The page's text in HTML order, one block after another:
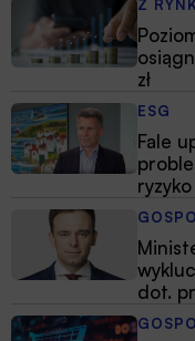
Z
zł
ESG
Fale
dot.